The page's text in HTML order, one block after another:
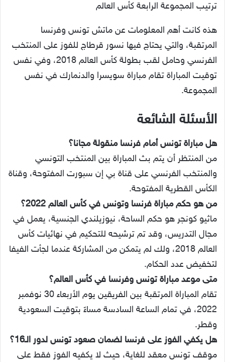
ترتيب المجموعة الرابعة كأس العالم
هذه كانت أهم المعلومات عن ماتش تونس وفرنسا
المرتقبة، والتي يحتاج فيها نسور قرطاج للفوز على المنتخب
الفرنسي وحامل لقب بطولة كأس العالم 2018، وفي نفس
توقيت المباراة تقام مباراة سويسرا والدنمارك في نفس
المجموعة.
الأسئلة الشائعة
هل مباراة تونس أمام فرنسا منقولة مجانا؟
من المنتظر أن يتم بث المباراة بين المنتخب التونسي
والمنتخب الفرنسي على قناة بي إن سبورت المفتوحة، وقناة
الكأس القطرية المفتوحة.
من هو حكم مباراة فرنسا وتونس في كأس العالم 2022؟
ماثيو كونجر هو حكم الساحة، نيوزيلندي الجنسية، يعمل في
مجال التدريس، وقد تم ترشيحه للتحكيم في نهائيات كأس
العالم 2018، ولك لم يتمكن من المشاركة عندما لجأت الفيفا
لتخفيض عدد الحكام.
متى موعد مباراة تونس وفرنسا في كأس العالم؟
تقام المباراة المرتقبة بين الفريقين يوم الأربعاء 30 نوفمبر
2022، في تمام الساعة السادسة مساءً بتوقيت السعودية
وقطر.
هل يكفي الفوز على فرنسا لضمان صعود تونس لدور الـ16؟
موقف تونس معقد للغاية، حيث لا يكفيه الفوز فقط على